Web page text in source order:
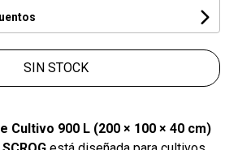
SIN STOCK
Cultivo 900 L (200 × 100 × 40 cm)